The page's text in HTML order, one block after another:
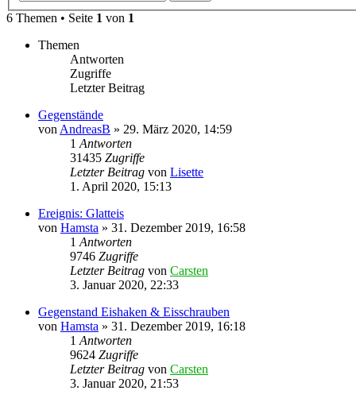
6 Themen • Seite 1 von 1
Themen
Antworten
Zugriffe
Letzter Beitrag
Gegenstände
von AndreasB » 29. März 2020, 14:59
1 Antworten
31435 Zugriffe
Letzter Beitrag von Lisette
1. April 2020, 15:13
Ereignis: Glatteis
von Hamsta » 31. Dezember 2019, 16:58
1 Antworten
9746 Zugriffe
Letzter Beitrag von Carsten
3. Januar 2020, 22:33
Gegenstand Eishaken & Eisschrauben
von Hamsta » 31. Dezember 2019, 16:18
1 Antworten
9624 Zugriffe
Letzter Beitrag von Carsten
3. Januar 2020, 21:53